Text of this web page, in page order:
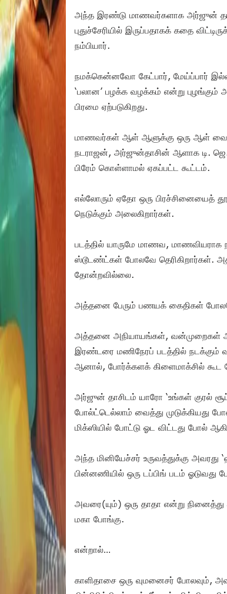
அந்த இரண்டு மாணவர்களாக அர்ஜுன்
புதுச்சேரியில் இருப்பதாகக் கதை
நம்பியார்.
நமக்கென்னவோ கேட்பார், மேய்ப்பார்
‘பலான’ பழக்க வழக்கம் என்று
பிரமை ஏற்படுகிறது.
மாணவர்கள் ஆள் ஆளுக்கு ஒரு ஆள்
நடராஜன், அர்ஜுன்தாசின் ஆளாக டி.
பிரேம் கொள்ளாமல் ஏகப்பட்ட கூட்டம்.
எல்லோரும் ஏதோ ஒரு பிரச்சினையைத்
நெடுக்கும் அலைகிறார்கள்.
படத்தில் யாருமே மாணவ, மாணவியராக
ஸ்டூடண்ட்கள் போலவே
தோன்றவில்லை.
அத்தனை பேரும் பணயக் கைதிகள் போலவே
அத்தனை அநியாயங்கள், வன்முறைகள்
இரண்டரை மணிநேரப் படத்தில் நடக்கும்
ஆனால், போர்க்களக் கிளைமாக்சில் கூட
அர்ஜுன் தாசிடம் யாரோ ‘உங்கள் குரல்
போல்ட்டெல்லாம் வைத்து முடுக்கியது
மிக்ஸியில் போட்டு ஓட விட்டது போல்
அந்த மினியேச்சர் உருவத்துக்கு
பின்னணியில் ஒரு டப்பிங் படம் ஓடுவது
அவரை(யும்) ஒரு தாதா என்று
மகா போங்கு.
என்றால்…
காளிதாசை ஒரு வுமனைசர் போலவும்,